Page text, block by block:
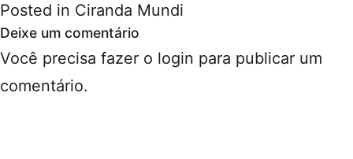
Posted in Ciranda Mundi
Deixe um comentário
Você precisa fazer o login para publicar um
comentário.